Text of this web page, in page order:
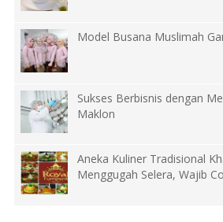
Model Busana Muslimah
Sukses Berbisnis dengan
Maklon
Aneka Kuliner Tradisional
Menggugah Selera, Wajib